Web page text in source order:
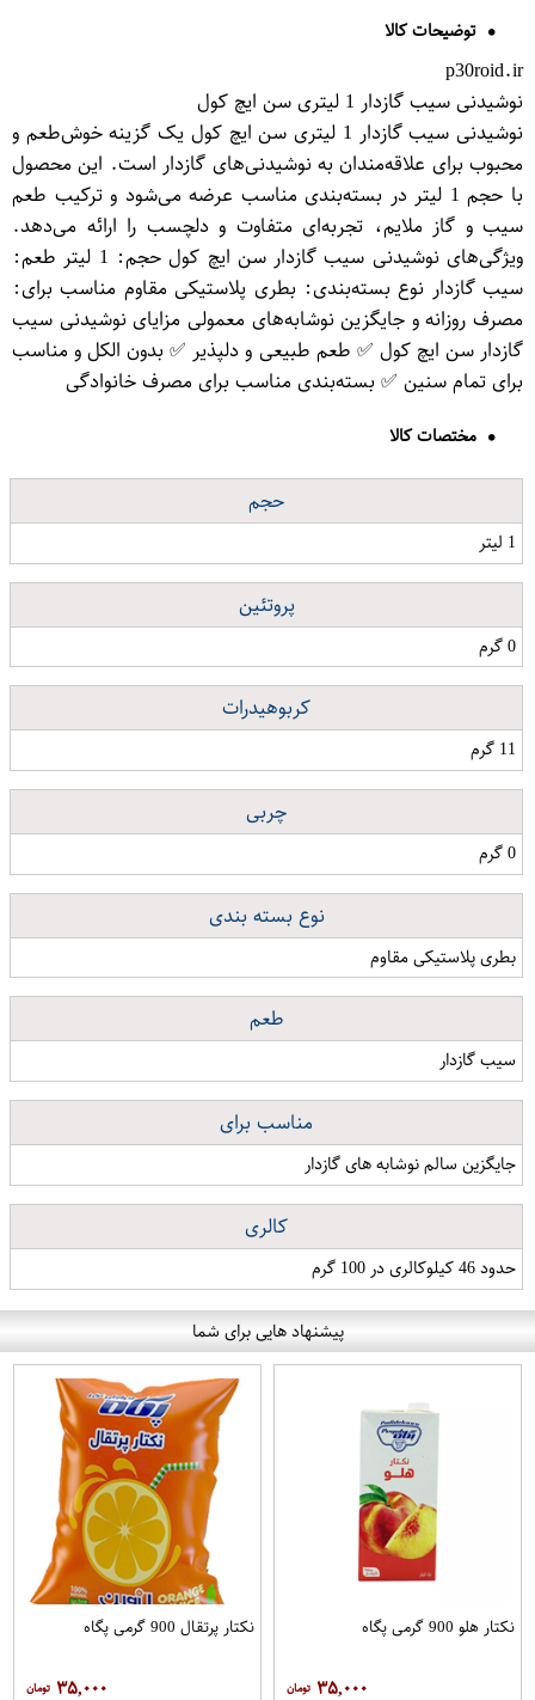
توضیحات کالا
p30roid.ir
نوشیدنی سیب گازدار 1 لیتری سن ایچ کول
نوشیدنی سیب گازدار 1 لیتری سن ایچ کول یک گزینه خوش‌طعم و
محبوب برای علاقه‌مندان به نوشیدنی‌های گازدار است. این محصول
با حجم 1 لیتر در بسته‌بندی مناسب عرضه می‌شود و ترکیب طعم
سیب و گاز ملایم، تجربه‌ای متفاوت و دلچسب را ارائه می‌دهد.
ویژگی‌های نوشیدنی سیب گازدار سن ایچ کول حجم: 1 لیتر طعم:
سیب گازدار نوع بسته‌بندی: بطری پلاستیکی مقاوم مناسب برای:
مصرف روزانه و جایگزین نوشابه‌های معمولی مزایای نوشیدنی سیب
گازدار سن ایچ کول ✅ طعم طبیعی و دلپذیر ✅ بدون الکل و مناسب
برای تمام سنین ✅ بسته‌بندی مناسب برای مصرف خانوادگی
مختصات کالا
حجم
1 لیتر
پروتئین
0 گرم
کربوهیدرات
11 گرم
چربی
0 گرم
نوع بسته بندی
بطری پلاستیکی مقاوم
طعم
سیب گازدار
مناسب برای
جایگزین سالم نوشابه های گازدار
کالری
حدود 46 کیلوکالری در 100 گرم
پیشنهاد هایی برای شما
نکتار هلو 900 گرمی پگاه
۳۵,۰۰۰
نکتار پرتقال 900 گرمی پگاه
۳۵,۰۰۰